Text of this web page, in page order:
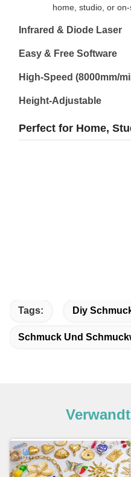
home, studio, or
Infrared & Diode Laser
Easy & Free Software
High-Speed (8000mm/
Height-Adjustable
Perfect for Home,
Tags: Diy
Schmuck Und